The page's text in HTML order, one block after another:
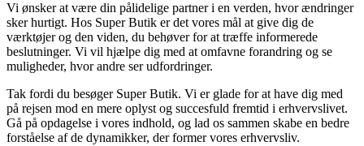
Vi ønsker at være din pålidelige partner i en verden, hvor ændringer
sker hurtigt. Hos Super Butik er det vores mål at give dig de
værktøjer og den viden, du behøver for at træffe informerede
beslutninger. Vi vil hjælpe dig med at omfavne forandring og se
muligheder, hvor andre ser udfordringer.
Tak fordi du besøger Super Butik. Vi er glade for at have dig med
på rejsen mod en mere oplyst og succesfuld fremtid i erhvervslivet.
Gå på opdagelse i vores indhold, og lad os sammen skabe en bedre
forståelse af de dynamikker, der former vores erhvervsliv.